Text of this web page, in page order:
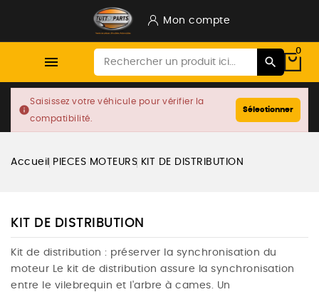
Mon compte

0
info
Saisissez votre véhicule pour vérifier la
compatibilité.
Sélectionner
Accueil PIECES MOTEURS KIT DE DISTRIBUTION
KIT DE DISTRIBUTION
Kit de distribution : préserver la synchronisation du
moteur Le kit de distribution assure la synchronisation
entre le vilebrequin et l'arbre à cames. Un